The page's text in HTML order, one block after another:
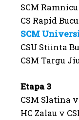
SCM
CS Rapid
SCM
CSU Stiinta
CSM Targu
Etapa 3
CSM Slatina
HC Zalau v